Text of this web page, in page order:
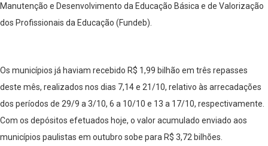
Manutenção e Desenvolvimento da Educação Básica e de Valorização
dos Profissionais da Educação (Fundeb).
Os municípios já haviam recebido R$ 1,99 bilhão em três repasses
deste mês, realizados nos dias 7,14 e 21/10, relativo às arrecadações
dos períodos de 29/9 a 3/10, 6 a 10/10 e 13 a 17/10, respectivamente.
Com os depósitos efetuados hoje, o valor acumulado enviado aos
municípios paulistas em outubro sobe para R$ 3,72 bilhões.